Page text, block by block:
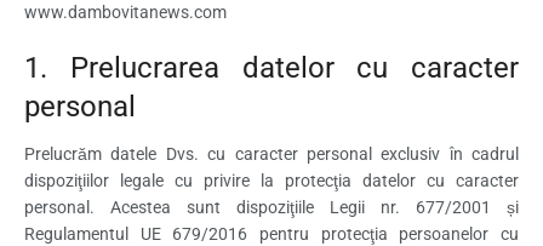
www.dambovitanews.com
1. Prelucrarea datelor cu caracter
personal
Prelucrăm datele Dvs. cu caracter personal exclusiv în cadrul
dispoziţiilor legale cu privire la protecţia datelor cu caracter
personal. Acestea sunt dispoziţiile Legii nr. 677/2001 și
Regulamentul UE 679/2016 pentru protecţia persoanelor cu